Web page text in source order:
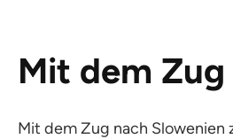
Mit dem Zug
Mit dem Zug nach Slowenien